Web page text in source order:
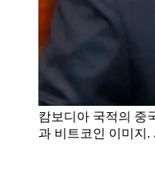
캄보디아 국적의 중
과 비트코인 이미지.